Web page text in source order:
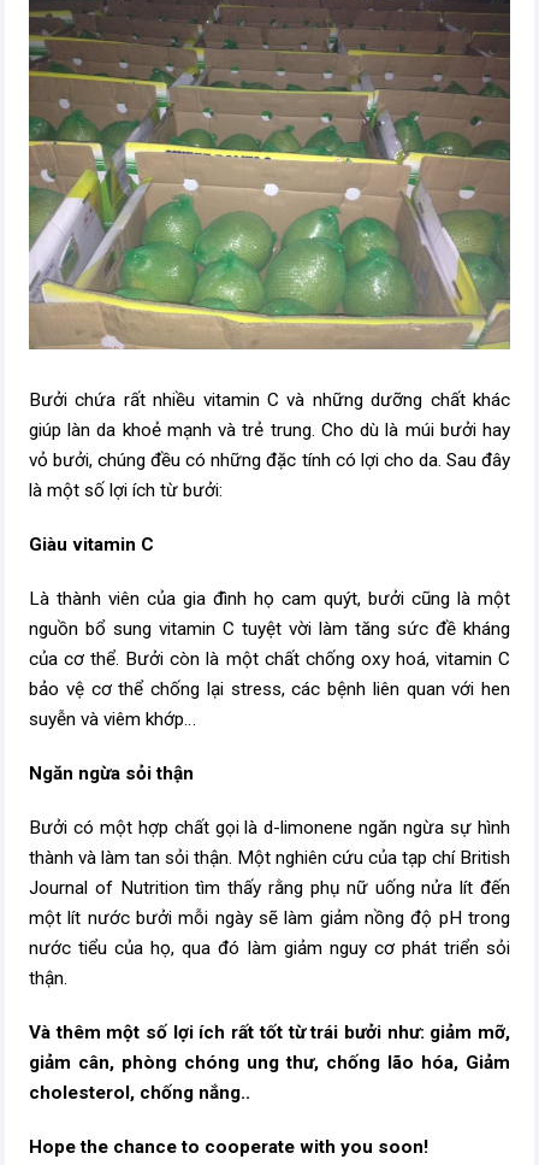
Bưởi chứa rất nhiều vitamin C và những dưỡng chất khác
giúp làn da khoẻ mạnh và trẻ trung. Cho dù là múi bưởi hay
vỏ bưởi, chúng đều có những đặc tính có lợi cho da. Sau đây
là một số lợi ích từ bưởi:
Giàu vitamin C
Là thành viên của gia đình họ cam quýt, bưởi cũng là một
nguồn bổ sung vitamin C tuyệt vời làm tăng sức đề kháng
của cơ thể. Bưởi còn là một chất chống oxy hoá, vitamin C
bảo vệ cơ thể chống lại stress, các bệnh liên quan với hen
suyễn và viêm khớp…
Ngăn ngừa sỏi thận
Bưởi có một hợp chất gọi là d-limonene ngăn ngừa sự hình
thành và làm tan sỏi thận. Một nghiên cứu của tạp chí British
Journal of Nutrition tìm thấy rằng phụ nữ uống nửa lít đến
một lít nước bưởi mỗi ngày sẽ làm giảm nồng độ pH trong
nước tiểu của họ, qua đó làm giảm nguy cơ phát triển sỏi
thận.
Và thêm một số lợi ích rất tốt từ trái bưởi như: giảm mỡ,
giảm cân, phòng chóng ung thư, chống lão hóa, Giảm
cholesterol, chống nắng..
Hope the chance to cooperate with you soon!